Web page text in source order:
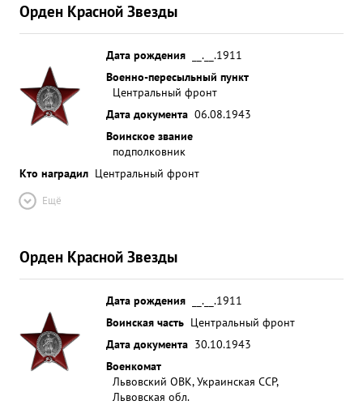
Орден Красной Звезды
Дата рождения
__.__.1911
Военно-пересыльный пункт
Центральный фронт
Дата документа 06.08.1943
Воинское звание
подполковник
Кто наградил Центральный фронт
Ещё
Орден Красной Звезды
Дата рождения
__.__.1911
Воинская часть Центральный фронт
Дата документа 30.10.1943
Военкомат
Львовский ОВК, Украинская ССР,
Львовская обл.